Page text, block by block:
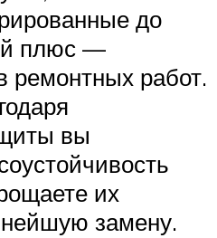
до
плюс —
ремонтных работ.
вы
их
замену.